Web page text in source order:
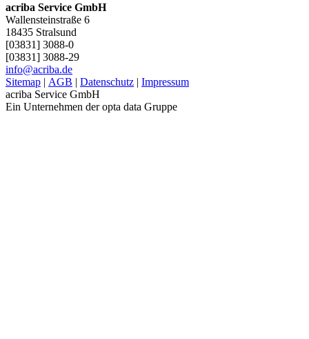
acriba Service GmbH
Wallensteinstraße 6
18435 Stralsund
[03831] 3088-0
[03831] 3088-29
info@acriba.de
Sitemap | AGB | Datenschutz | Impressum
acriba Service GmbH
Ein Unternehmen der opta data Gruppe